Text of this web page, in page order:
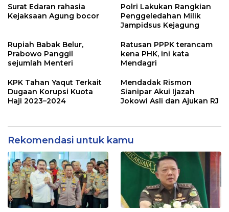
MBG?
Surat Edaran rahasia
Kejaksaan Agung bocor
Polri Lakukan Rangkian
Penggeledahan Milik
Jampidsus Kejagung
Rupiah Babak Belur,
Prabowo Panggil
sejumlah Menteri
Ratusan PPPK terancam
kena PHK, ini kata
Mendagri
KPK Tahan Yaqut Terkait
Dugaan Korupsi Kuota
Haji 2023–2024
Mendadak Rismon
Sianipar Akui Ijazah
Jokowi Asli dan Ajukan RJ
Rekomendasi untuk kamu